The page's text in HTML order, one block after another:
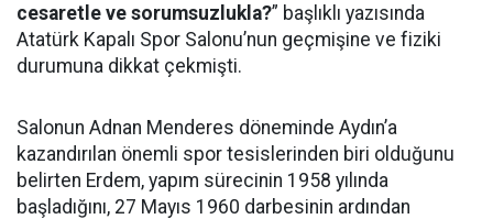
cesaretle ve sorumsuzlukla?” başlıklı yazısında
Atatürk Kapalı Spor Salonu’nun geçmişine ve fiziki
durumuna dikkat çekmişti.
Salonun Adnan Menderes döneminde Aydın’a
kazandırılan önemli spor tesislerinden biri olduğunu
belirten Erdem, yapım sürecinin 1958 yılında
başladığını, 27 Mayıs 1960 darbesinin ardından